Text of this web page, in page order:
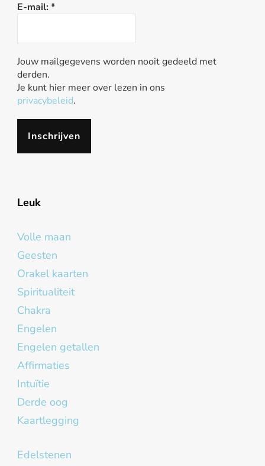
E-mail: *
Jouw mailgegevens worden nooit gedeeld met
derden.
Je kunt hier meer over lezen in ons
privacybeleid.
Leuk
Volle maan
Geesten
Orakel kaarten
Spiritualiteit
Chakra
Engelen
Engelen getallen
Affirmaties
Intuïtie
Derde oog
Kaartlegging
Edelstenen